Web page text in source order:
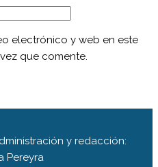
electrónico y web en este
que comente.
y redacción:
Pereyra